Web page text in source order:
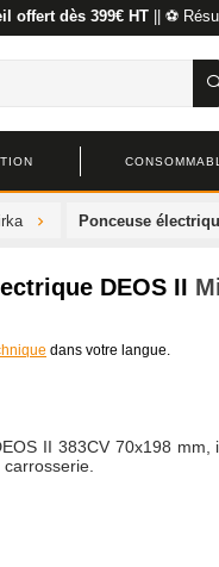
offert dès 399€ HT|| ⚽
Ponceuse
DEOS II
dans votre langue.
II 383CV 70x198